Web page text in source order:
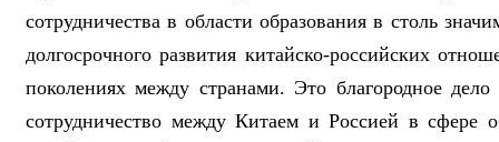
сотрудничества в области образования в столь
долгосрочного развития китайско-российских
поколениях между странами. Это благородное
сотрудничество между Китаем и Россией в сфере